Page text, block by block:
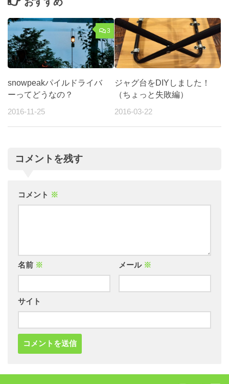
3
snowpeakパイルドライバ
ーってどうなの？
2016-11-25
ジャグ台をDIYしました！
（ちょっと失敗編）
2016-03-22
コメントを残す
コメント ※
名前 ※ メール ※
サイト